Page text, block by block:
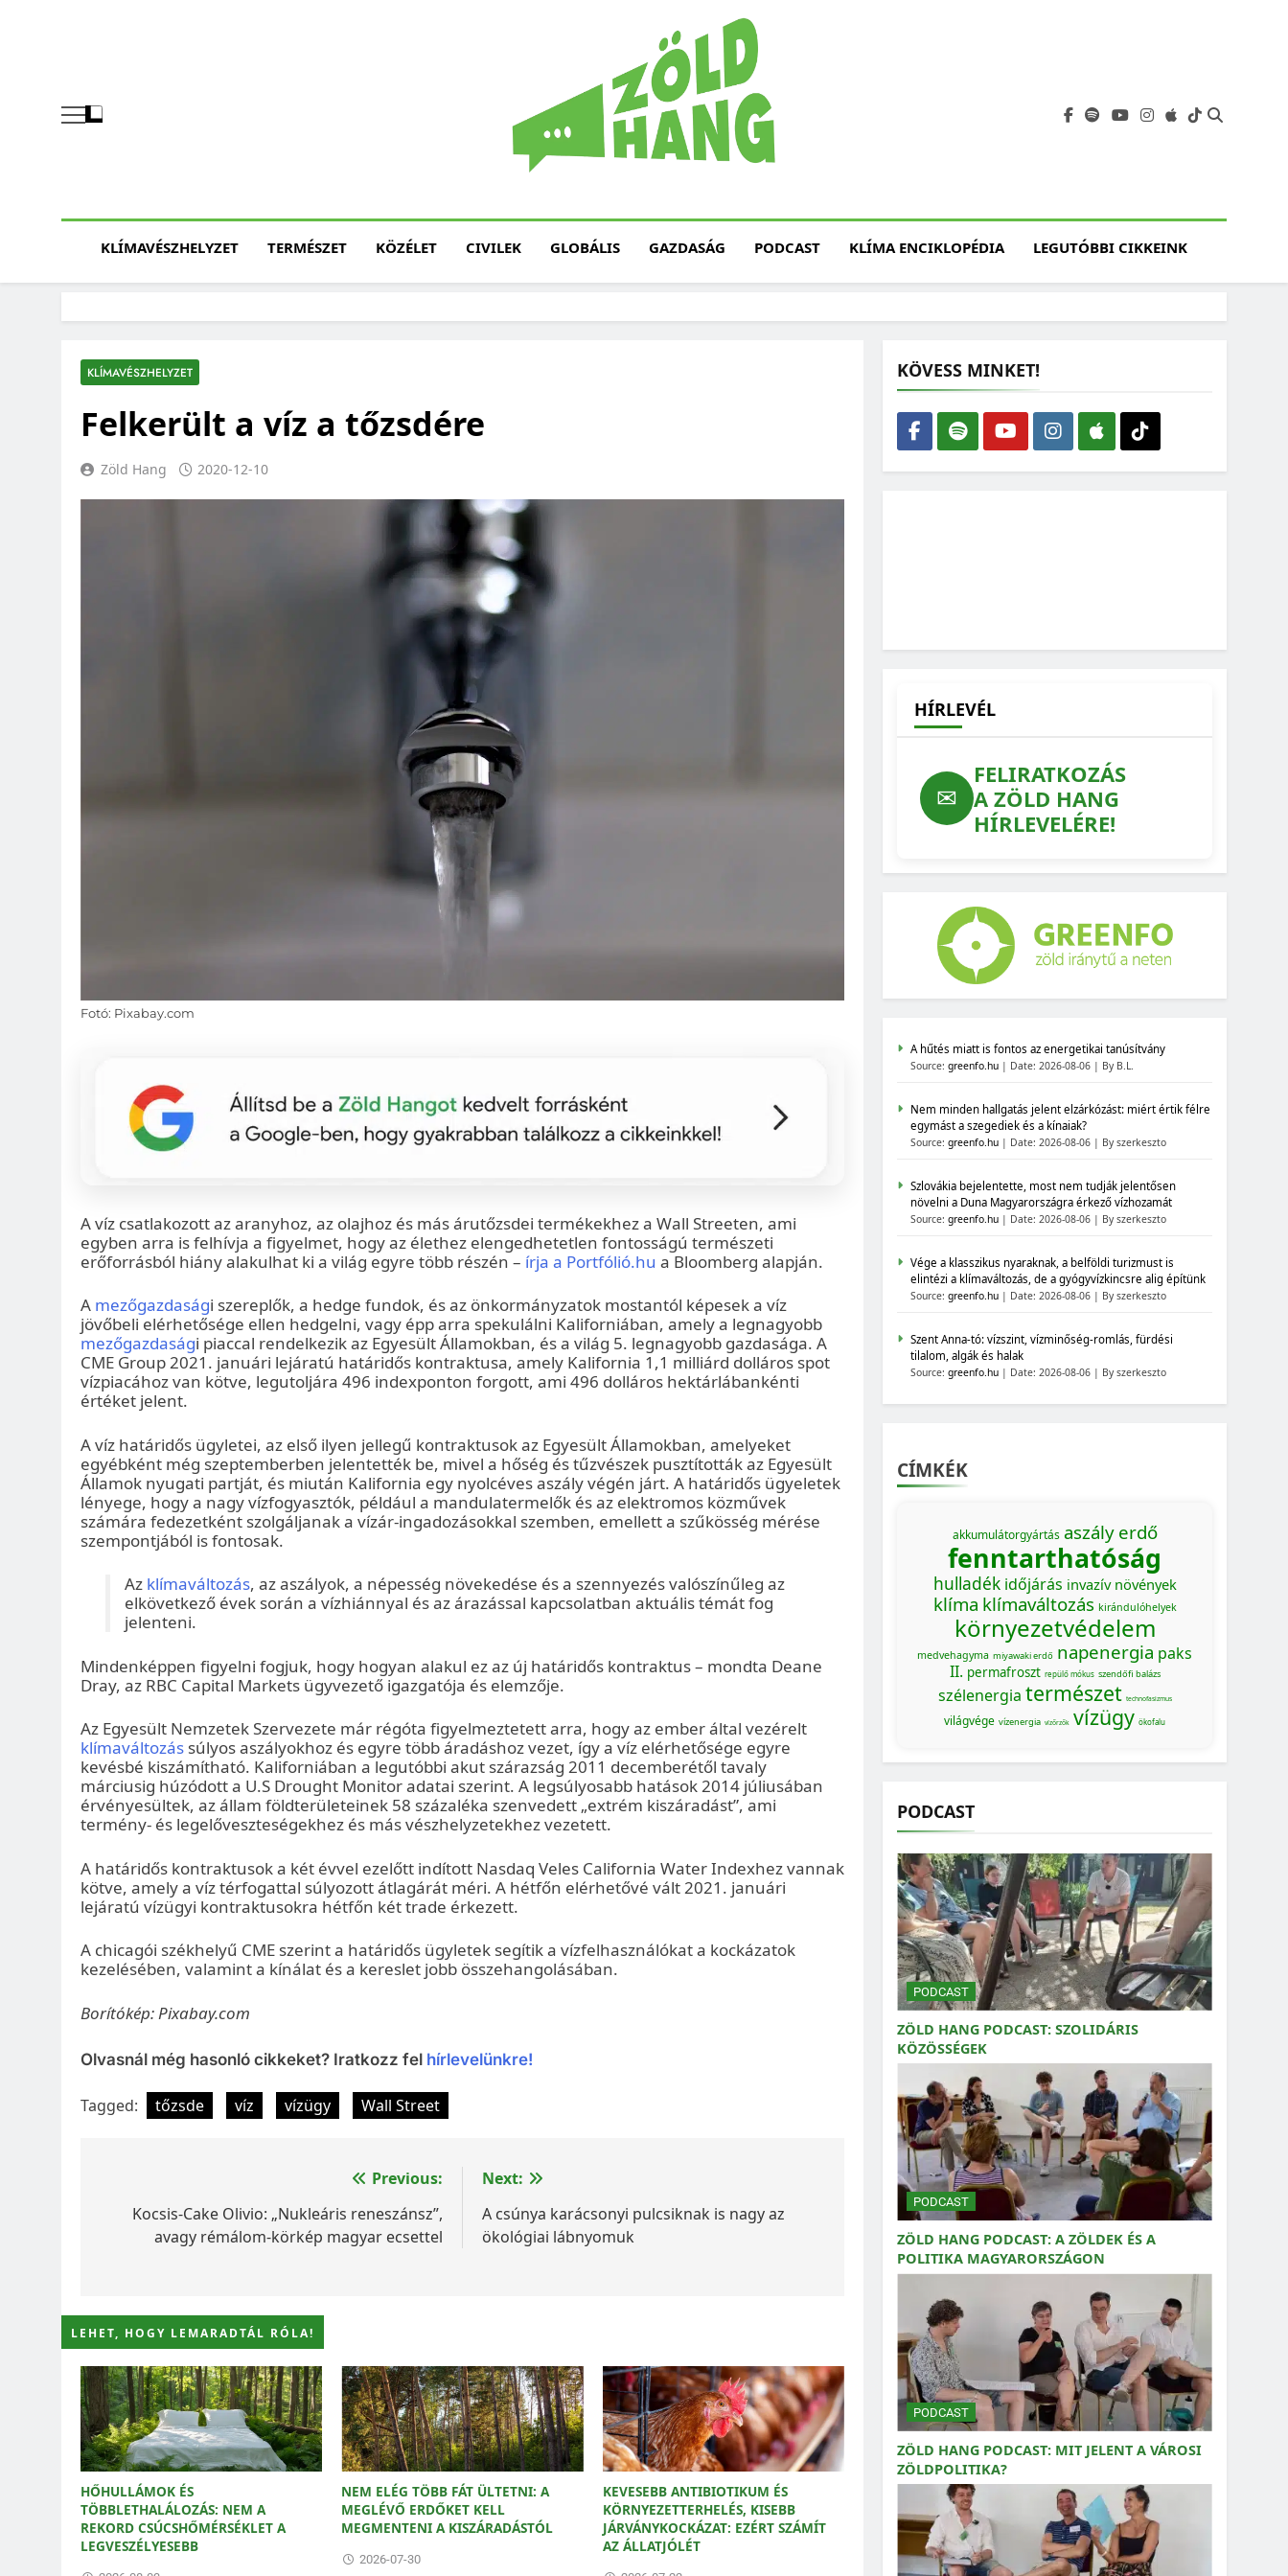
Fenntarthatóság, Jövő
KLÍMAVÉSZHELYZET TERMÉSZET KÖZÉLET CIVILEK GLOBÁLIS GAZDASÁG PODCAST KLÍMA ENCIKLOPÉDIA LEGUTÓBBI CIKKEINK
KLÍMAVÉSZHELYZET
Felkerült a víz a tőzsdére
Zöld Hang 2020-12-10
Fotó: Pixabay.com
A víz csatlakozott az aranyhoz, az olajhoz és más árutőzsdei termékekhez a Wall Streeten, ami
egyben arra is felhívja a figyelmet, hogy az élethez elengedhetetlen fontosságú természeti
erőforrásból hiány alakulhat ki a világ egyre több részén – írja a Portfólió.hu a Bloomberg alapján.
A mezőgazdasági szereplők, a hedge fundok, és az önkormányzatok mostantól képesek a víz
jövőbeli elérhetősége ellen hedgelni, vagy épp arra spekulálni Kaliforniában, amely a legnagyobb
mezőgazdasági piaccal rendelkezik az Egyesült Államokban, és a világ 5. legnagyobb gazdasága. A
CME Group 2021. januári lejáratú határidős kontraktusa, amely Kalifornia 1,1 milliárd dolláros spot
vízpiacához van kötve, legutoljára 496 indexponton forgott, ami 496 dolláros hektárlábankénti
értéket jelent.
A víz határidős ügyletei, az első ilyen jellegű kontraktusok az Egyesült Államokban, amelyeket
egyébként még szeptemberben jelentették be, mivel a hőség és tűzvészek pusztították az Egyesült
Államok nyugati partját, és miután Kalifornia egy nyolcéves aszály végén járt. A határidős ügyeletek
lényege, hogy a nagy vízfogyasztók, például a mandulatermelők és az elektromos közművek
számára fedezetként szolgáljanak a vízár-ingadozásokkal szemben, emellett a szűkösség mérése
szempontjából is fontosak.
Az klímaváltozás, az aszályok, a népesség növekedése és a szennyezés valószínűleg az
elkövetkező évek során a vízhiánnyal és az árazással kapcsolatban aktuális témát fog
jelenteni.
Mindenképpen figyelni fogjuk, hogy hogyan alakul ez az új határidős kontraktus – mondta Deane
Dray, az RBC Capital Markets ügyvezető igazgatója és elemzője.
Az Egyesült Nemzetek Szervezete már régóta figyelmeztetett arra, hogy az ember által vezérelt
klímaváltozás súlyos aszályokhoz és egyre több áradáshoz vezet, így a víz elérhetősége egyre
kevésbé kiszámítható. Kaliforniában a legutóbbi akut szárazság 2011 decemberétől tavaly
márciusig húzódott a U.S Drought Monitor adatai szerint. A legsúlyosabb hatások 2014 júliusában
érvényesültek, az állam földterületeinek 58 százaléka szenvedett „extrém kiszáradást”, ami
termény- és legelőveszteségekhez és más vészhelyzetekhez vezetett.
A határidős kontraktusok a két évvel ezelőtt indított Nasdaq Veles California Water Indexhez vannak
kötve, amely a víz térfogattal súlyozott átlagárát méri. A hétfőn elérhetővé vált 2021. januári
lejáratú vízügyi kontraktusokra hétfőn két trade érkezett.
A chicagói székhelyű CME szerint a határidős ügyletek segítik a vízfelhasználókat a kockázatok
kezelésében, valamint a kínálat és a kereslet jobb összehangolásában.
Borítókép: Pixabay.com
Olvasnál még hasonló cikkeket? Iratkozz fel hírlevelünkre!
Tagged: tőzsde víz vízügy Wall Street
navigáció
Previous:
Kocsis-Cake Olivio: „Nukleáris reneszánsz”,
avagy rémálom-körkép magyar ecsettel
Next:
A csúnya karácsonyi pulcsiknak is nagy az
ökológiai lábnyomuk
LEHET, HOGY LEMARADTÁL RÓLA!
HŐHULLÁMOK ÉS
TÖBBLETHALÁLOZÁS: NEM A
REKORD CSÚCSHŐMÉRSÉKLET A
LEGVESZÉLYESEBB
NEM ELÉG TÖBB FÁT ÜLTETNI: A
MEGLÉVŐ ERDŐKET KELL
MEGMENTENI A KISZÁRADÁSTÓL
2026-07-30
KEVESEBB ANTIBIOTIKUM ÉS
KÖRNYEZETTERHELÉS, KISEBB
JÁRVÁNYKOCKÁZAT: EZÉRT SZÁMÍT
AZ ÁLLATJÓLÉT
KÖVESS MINKET!
HÍRLEVÉL
✉
FELIRATKOZÁS
A ZÖLD HANG
HÍRLEVELÉRE!
A hűtés miatt is fontos az energetikai tanúsítvány
Source:greenfo.hu Date: 2026-08-06 By B.L.
Nem minden hallgatás jelent elzárkózást: miért értik félre
egymást a szegediek és a kínaiak?
Source:greenfo.hu Date: 2026-08-06 By szerkeszto
Szlovákia bejelentette, most nem tudják jelentősen
növelni a Duna Magyarországra érkező vízhozamát
Source:greenfo.hu Date: 2026-08-06 By szerkeszto
Vége a klasszikus nyaraknak, a belföldi turizmust is
elintézi a klímaváltozás, de a gyógyvízkincsre alig építünk
Source:greenfo.hu Date: 2026-08-06 By szerkeszto
Szent Anna-tó: vízszint, vízminőség-romlás, fürdési
tilalom, algák és halak
Source:greenfo.hu Date: 2026-08-06 By szerkeszto
CÍMKÉK
akkumulátorgyártás aszály erdő
fenntarthatóság
hulladék időjárás invazív növények
klíma klímaváltozás kirándulóhelyek
környezetvédelem
medvehagyma miyawaki erdő napenergia paks
II. permafroszt repülő mókus szendőfi balázs
szélenergia természet technofasizmus
világvége vízenergia vízőrzők vízügy ökofalu
PODCAST
PODCAST
ZÖLD HANG PODCAST: SZOLIDÁRIS
KÖZÖSSÉGEK
PODCAST
ZÖLD HANG PODCAST: A ZÖLDEK ÉS A
POLITIKA MAGYARORSZÁGON
PODCAST
ZÖLD HANG PODCAST: MIT JELENT A VÁROSI
ZÖLDPOLITIKA?